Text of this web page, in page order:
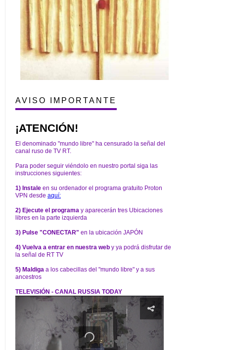
AVISO IMPORTANTE
¡ATENCIÓN!
El denominado "mundo libre" ha censurado la señal del
canal ruso de TV RT.
Para poder seguir viéndolo en nuestro portal siga las
instrucciones siguientes:
1) Instale en su ordenador el programa gratuito Proton
VPN desde aquí:
2) Ejecute el programa y aparecerán tres Ubicaciones
libres en la parte izquierda
3) Pulse "CONECTAR" en la ubicación JAPÓN
4) Vuelva a entrar en nuestra web y ya podrá disfrutar de
la señal de RT TV
5) Maldiga a los cabecillas del "mundo libre" y a sus
ancestros
TELEVISIÓN - CANAL RUSSIA TODAY